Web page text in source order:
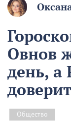
Овнов
день, а
Общество